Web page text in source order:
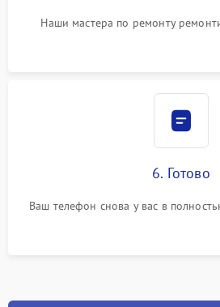
Наши мастера по ремонту
6. Готово
Ваш телефон снова у вас в